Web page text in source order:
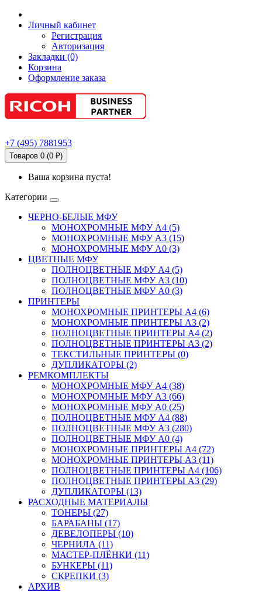
Личный кабинет
Регистрация
Авторизация
Закладки (0)
Корзина
Оформление заказа
+7 (495) 7881953
Товаров 0 (0 ₽)
Ваша корзина пуста!
Категории
ЧЕРНО-БЕЛЫЕ МФУ
МОНОХРОМНЫЕ МФУ А4 (5)
МОНОХРОМНЫЕ МФУ А3 (15)
МОНОХРОМНЫЕ МФУ А0 (3)
ЦВЕТНЫЕ МФУ
ПОЛНОЦВЕТНЫЕ МФУ А4 (5)
ПОЛНОЦВЕТНЫЕ МФУ А3 (10)
ПОЛНОЦВЕТНЫЕ МФУ А0 (3)
ПРИНТЕРЫ
МОНОХРОМНЫЕ ПРИНТЕРЫ А4 (6)
МОНОХРОМНЫЕ ПРИНТЕРЫ А3 (2)
ПОЛНОЦВЕТНЫЕ ПРИНТЕРЫ А4 (2)
ПОЛНОЦВЕТНЫЕ ПРИНТЕРЫ А3 (2)
ТЕКСТИЛЬНЫЕ ПРИНТЕРЫ (0)
ДУПЛИКАТОРЫ (2)
РЕМКОМПЛЕКТЫ
МОНОХРОМНЫЕ МФУ А4 (38)
МОНОХРОМНЫЕ МФУ А3 (66)
МОНОХРОМНЫЕ МФУ А0 (25)
ПОЛНОЦВЕТНЫЕ МФУ А4 (88)
ПОЛНОЦВЕТНЫЕ МФУ А3 (280)
ПОЛНОЦВЕТНЫЕ МФУ А0 (4)
МОНОХРОМНЫЕ ПРИНТЕРЫ А4 (72)
МОНОХРОМНЫЕ ПРИНТЕРЫ А3 (11)
ПОЛНОЦВЕТНЫЕ ПРИНТЕРЫ А4 (106)
ПОЛНОЦВЕТНЫЕ ПРИНТЕРЫ А3 (29)
ДУПЛИКАТОРЫ (13)
РАСХОДНЫЕ МАТЕРИАЛЫ
ТОНЕРЫ (27)
БАРАБАНЫ (17)
ДЕВЕЛОПЕРЫ (10)
ЧЕРНИЛА (11)
МАСТЕР-ПЛЁНКИ (11)
БУНКЕРЫ (11)
СКРЕПКИ (3)
АРХИВ